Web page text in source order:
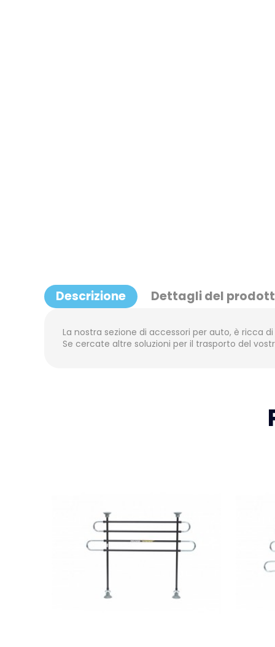
Descrizione Dettagli del
La nostra sezione di accessori per auto, è ricca
Se cercate altre soluzioni per il trasporto del